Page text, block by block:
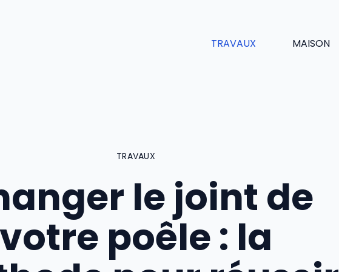
TRAVAUX MAISON
TRAVAUX
le joint de
votre poêle : la